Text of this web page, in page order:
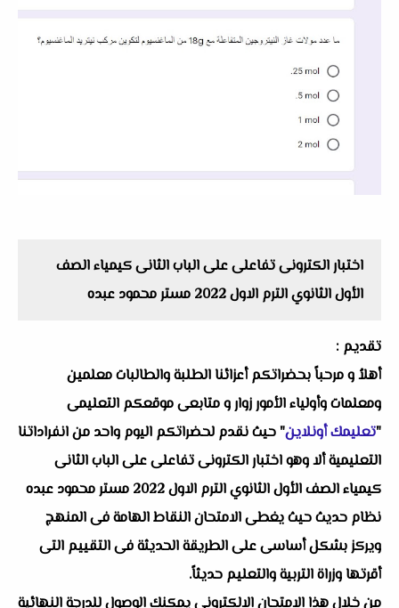
اختبار الكترونى تفاعلى على الباب الثانى كيمياء الصف
الأول الثانوي الترم الاول 2022 مستر محمود عبده
تقديم :
أهلاُ و مرحباً بحضراتكم أعزائنا الطلبة والطالبات معلمين
ومعلمات وأولياء الأمور زوار و متابعى موقعكم التعليمى
"تعليمك أونلاين" حيث نقدم لحضراتكم اليوم واحد من انفراداتنا
التعليمية ألا وهو اختبار الكترونى تفاعلى على الباب الثانى
كيمياء الصف الأول الثانوي الترم الاول 2022 مستر محمود عبده
نظام حديث حيث يغطى الامتحان النقاط الهامة فى المنهج
ويركز بشكل أساسى على الطريقة الحديثة فى التقييم التى
أقرتها وزراة التربية والتعليم حديثاً.